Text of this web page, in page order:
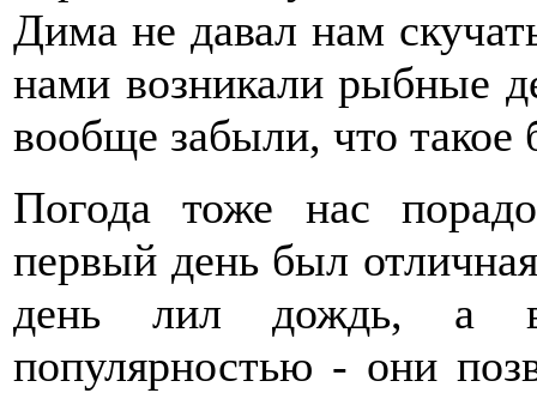
Дима не давал нам
нами возникали рыбные
вообще забыли, что
Погода тоже нас
первый день был
день лил дождь, а
популярностью - они